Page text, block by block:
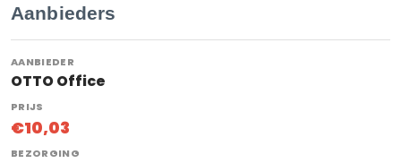
Aanbieders
OTTO Office
€10,03